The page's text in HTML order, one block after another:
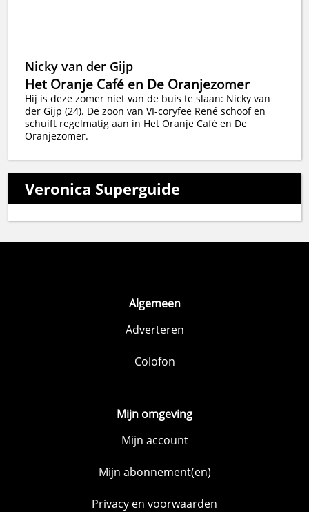
Nicky van der Gijp
Het Oranje Café en De Oranjezomer
Hij is deze zomer niet van de buis te slaan: Nicky van
der Gijp (24). De zoon van VI-coryfee René schoof en
schuift regelmatig aan in Het Oranje Café en De
Oranjezomer.
Veronica Superguide
Algemeen
Adverteren
Colofon
Mijn omgeving
Mijn account
Mijn abonnement(en)
Privacy en voorwaarden